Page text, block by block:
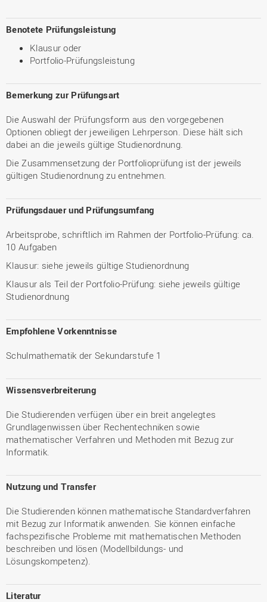
Benotete Prüfungsleistung
Klausur oder
Portfolio-Prüfungsleistung
Bemerkung zur Prüfungsart
Die Auswahl der Prüfungsform aus den vorgegebenen
Optionen obliegt der jeweiligen Lehrperson. Diese hält sich
dabei an die jeweils gültige Studienordnung.
Die Zusammensetzung der Portfolioprüfung ist der jeweils
gültigen Studienordnung zu entnehmen.
Prüfungsdauer und Prüfungsumfang
Arbeitsprobe, schriftlich im Rahmen der Portfolio-Prüfung: ca.
10 Aufgaben
Klausur: siehe jeweils gültige Studienordnung
Klausur als Teil der Portfolio-Prüfung: siehe jeweils gültige
Studienordnung
Empfohlene Vorkenntnisse
Schulmathematik der Sekundarstufe 1
Wissensverbreiterung
Die Studierenden verfügen über ein breit angelegtes
Grundlagenwissen über Rechentechniken sowie
mathematischer Verfahren und Methoden mit Bezug zur
Informatik.
Nutzung und Transfer
Die Studierenden können mathematische Standardverfahren
mit Bezug zur Informatik anwenden. Sie können einfache
fachspezifische Probleme mit mathematischen Methoden
beschreiben und lösen (Modellbildungs- und
Lösungskompetenz).
Literatur